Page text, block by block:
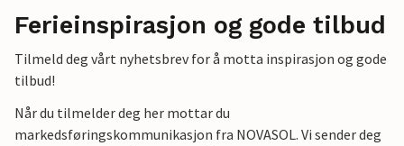
Ferieinspirasjon og gode tilbud
Tilmeld deg vårt nyhetsbrev for å motta inspirasjon og gode
tilbud!
Når du tilmelder deg her mottar du
markedsføringskommunikasjon fra NOVASOL. Vi sender deg